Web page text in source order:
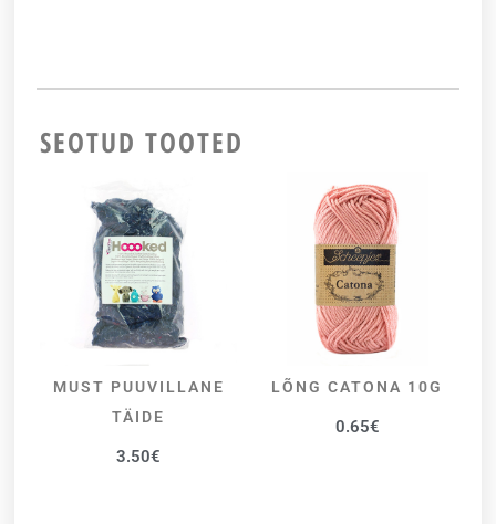
SEOTUD TOOTED
LISA KORVI
MUST PUUVILLANE
TÄIDE
3.50€
VALI
LÕNG CATONA 10G
0.65€